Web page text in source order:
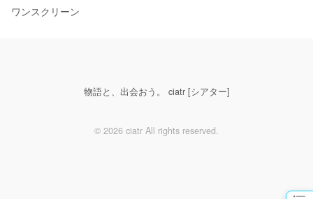
ワンスクリーン
物語と、出会おう。 ciatr [シアター]
© 2026 ciatr All rights reserved.